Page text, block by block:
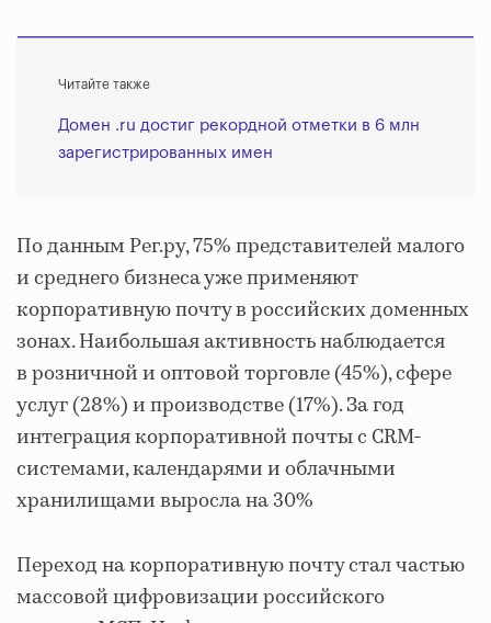
Читайте также
Домен .ru достиг рекордной отметки в 6 млн
зарегистрированных имен
По данным Рег.ру, 75% представителей малого
и среднего бизнеса уже применяют
корпоративную почту в российских доменных
зонах. Наибольшая активность наблюдается
в розничной и оптовой торговле (45%), сфере
услуг (28%) и производстве (17%). За год
интеграция корпоративной почты с CRM-
системами, календарями и облачными
хранилищами выросла на 30%
Переход на корпоративную почту стал частью
массовой цифровизации российского